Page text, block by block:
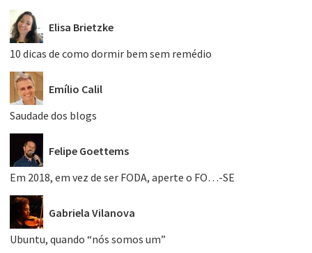
Elisa Brietzke
10 dicas de como dormir bem sem remédio
Emílio Calil
Saudade dos blogs
Felipe Goettems
Em 2018, em vez de ser FODA, aperte o FO…-SE
Gabriela Vilanova
Ubuntu, quando “nós somos um”